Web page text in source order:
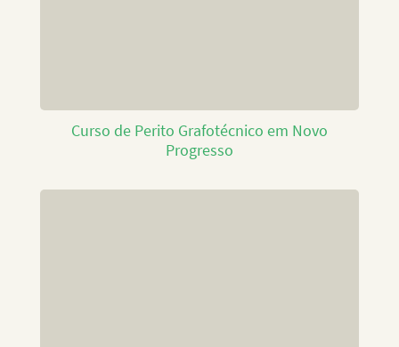
Curso de Perito Grafotécnico em Novo
Progresso